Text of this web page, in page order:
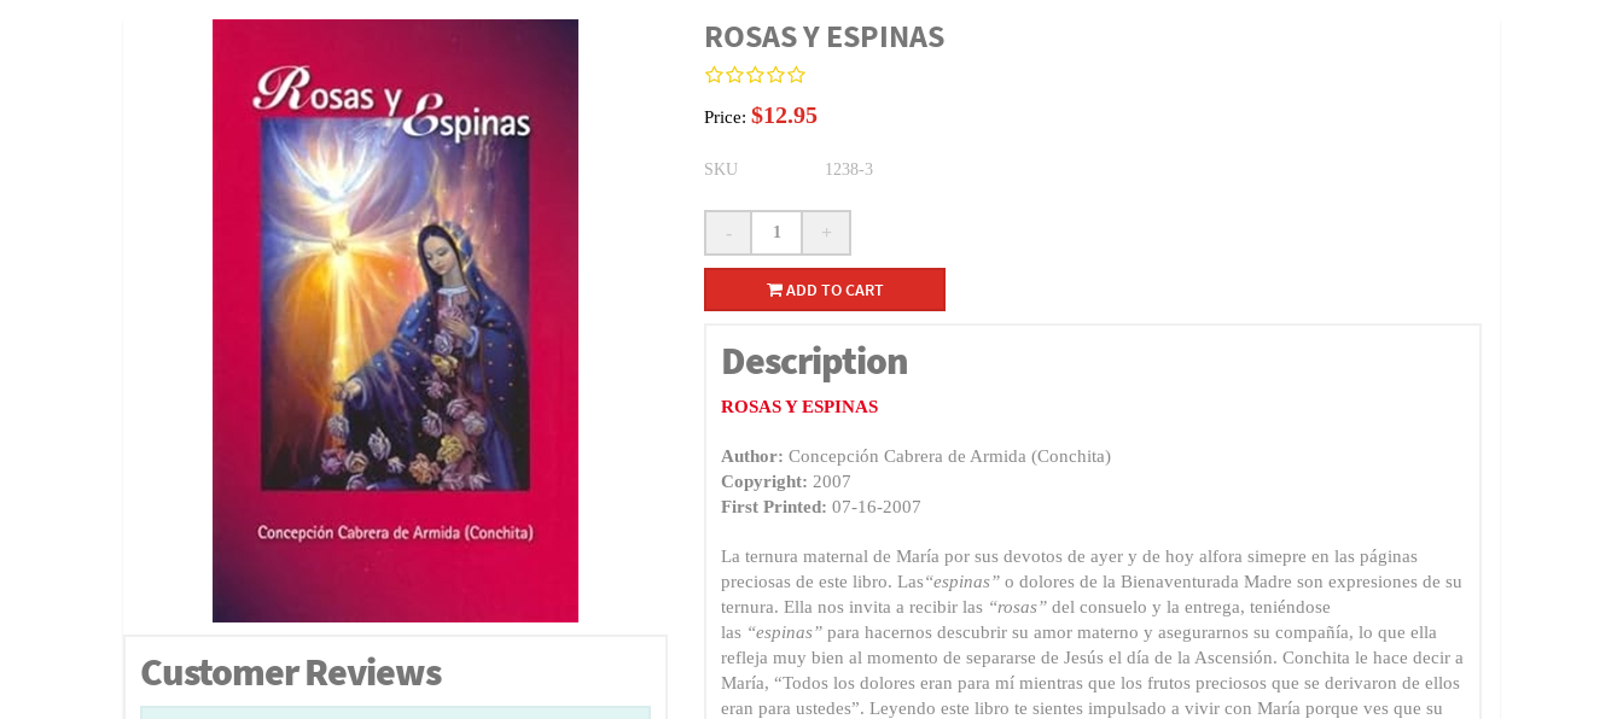
Customer Reviews
ROSAS Y ESPINAS
Price: $12.95
SKU 1238-3
- +
ADD TO CART
Description
ROSAS Y ESPINAS
Author: Concepción Cabrera de Armida (Conchita)
Copyright: 2007
First Printed: 07-16-2007
La ternura maternal de María por sus devotos de ayer y de hoy alfora simepre en las páginas
preciosas de este libro. Las“espinas” o dolores de la Bienaventurada Madre son expresiones de su
ternura. Ella nos invita a recibir las “rosas” del consuelo y la entrega, teniéndose
las “espinas” para hacernos descubrir su amor materno y asegurarnos su compañía, lo que ella
refleja muy bien al momento de separarse de Jesús el día de la Ascensión. Conchita le hace decir a
María, “Todos los dolores eran para mí mientras que los frutos preciosos que se derivaron de ellos
eran para ustedes”. Leyendo este libro te sientes impulsado a vivir con María porque ves que su